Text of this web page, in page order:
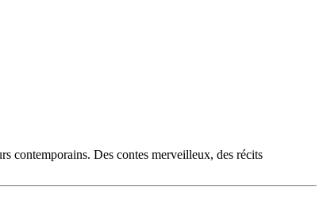
contemporains. Des contes merveilleux, des récits